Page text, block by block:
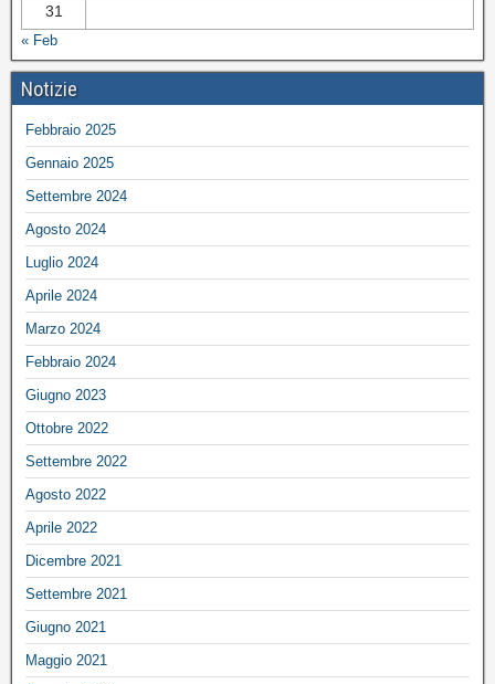
31
« Feb
Notizie
Febbraio 2025
Gennaio 2025
Settembre 2024
Agosto 2024
Luglio 2024
Aprile 2024
Marzo 2024
Febbraio 2024
Giugno 2023
Ottobre 2022
Settembre 2022
Agosto 2022
Aprile 2022
Dicembre 2021
Settembre 2021
Giugno 2021
Maggio 2021